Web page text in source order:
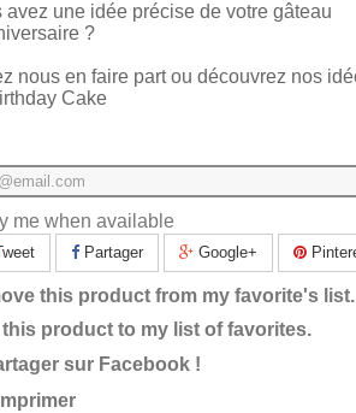
avez une idée précise de votre gâteau
?
nous en faire part ou découvrez nos
Cake
me when available
Partager Google+
this product from my favorite's list.
product to my list of favorites.
sur Facebook !
Imprimer